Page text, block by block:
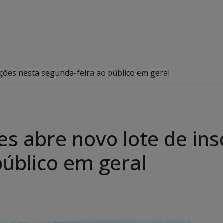
nesta segunda-feira ao público em geral
abre novo lote de
em geral